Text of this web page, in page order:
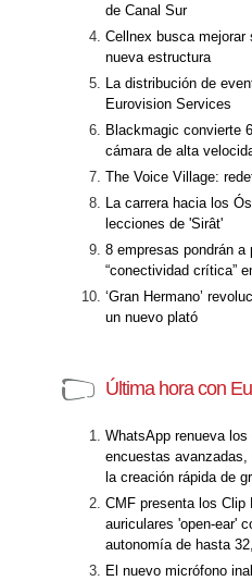
de Canal Sur
Cellnex busca
nueva estructura
La distribución de
Eurovision Services
Blackmagic convierte
cámara de alta
The Voice Village:
La carrera hacia los
lecciones de 'Sirât'
8 empresas pondrán a
“conectividad crítica”
‘Gran Hermano’
un nuevo plató
Última hora con
WhatsApp renueva
encuestas
la creación rápida de
CMF presenta los Clip
auriculares 'open-ear'
autonomía de hasta
El nuevo micrófono